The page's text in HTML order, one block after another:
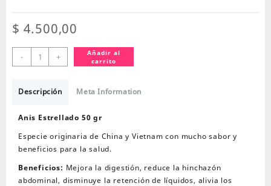
$ 4.500,00
-
Anis
Estrellado
Gr
+
Añadir al
carrito
Descripción Meta Information
Anis Estrellado 50 gr
Especie originaria de China y Vietnam con mucho sabor y
beneficios para la salud.
Beneficios: Mejora la digestión, reduce la hinchazón
abdominal, disminuye la retención de líquidos, alivia los